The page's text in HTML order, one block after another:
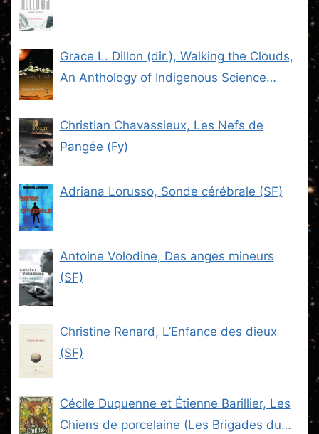
Grace L. Dillon (dir.), Walking the Clouds,
An Anthology of Indigenous Science
Christian Chavassieux, Les Nefs de
Pangée (Fy)
Adriana Lorusso, Sonde cérébrale (SF)
Antoine Volodine, Des anges mineurs
(SF)
Christine Renard, L’Enfance des dieux
(SF)
Cécile Duquenne et Étienne Barillier, Les
Chiens de porcelaine (Les Brigades du